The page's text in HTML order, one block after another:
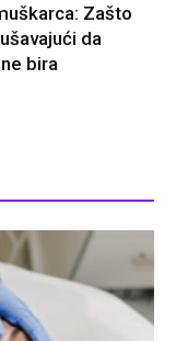
Zašto
da
bira